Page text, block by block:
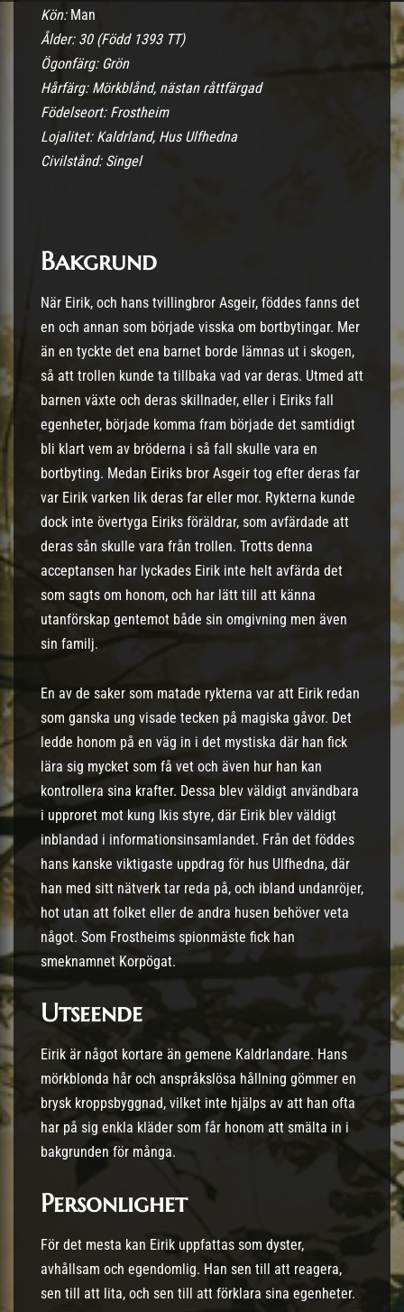
Kön: Man
Ålder: 30 (Född 1393 TT)
Ögonfärg: Grön
Hårfärg: Mörkblånd, nästan råttfärgad
Födelseort: Frostheim
Lojalitet: Kaldrland, Hus Ulfhedna
Civilstånd: Singel
Bakgrund
När Eirik, och hans tvillingbror Asgeir, föddes fanns det
en och annan som började visska om bortbytingar. Mer
än en tyckte det ena barnet borde lämnas ut i skogen,
så att trollen kunde ta tillbaka vad var deras. Utmed att
barnen växte och deras skillnader, eller i Eiriks fall
egenheter, började komma fram började det samtidigt
bli klart vem av bröderna i så fall skulle vara en
bortbyting. Medan Eiriks bror Asgeir tog efter deras far
var Eirik varken lik deras far eller mor. Rykterna kunde
dock inte övertyga Eiriks föräldrar, som avfärdade att
deras sån skulle vara från trollen. Trotts denna
acceptansen har lyckades Eirik inte helt avfärda det
som sagts om honom, och har lätt till att känna
utanförskap gentemot både sin omgivning men även
sin familj.
En av de saker som matade rykterna var att Eirik redan
som ganska ung visade tecken på magiska gåvor. Det
ledde honom på en väg in i det mystiska där han fick
lära sig mycket som få vet och även hur han kan
kontrollera sina krafter. Dessa blev väldigt användbara
i upproret mot kung Ikis styre, där Eirik blev väldigt
inblandad i informationsinsamlandet. Från det föddes
hans kanske viktigaste uppdrag för hus Ulfhedna, där
han med sitt nätverk tar reda på, och ibland undanröjer,
hot utan att folket eller de andra husen behöver veta
något. Som Frostheims spionmäste fick han
smeknamnet Korpögat.
Utseende
Eirik är något kortare än gemene Kaldrlandare. Hans
mörkblonda hår och anspråkslösa hållning gömmer en
brysk kroppsbyggnad, vilket inte hjälps av att han ofta
har på sig enkla kläder som får honom att smälta in i
bakgrunden för många.
Personlighet
För det mesta kan Eirik uppfattas som dyster,
avhållsam och egendomlig. Han sen till att reagera,
sen till att lita, och sen till att förklara sina egenheter.